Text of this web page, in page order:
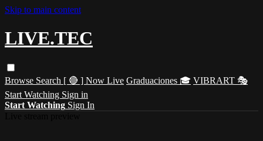
Skip to main content
LIVE.TEC
Browse Search [ 🔴 ] Now Live Graduaciones 🎓 VIBRART 🎭
Start Watching Sign in
Start Watching Sign In